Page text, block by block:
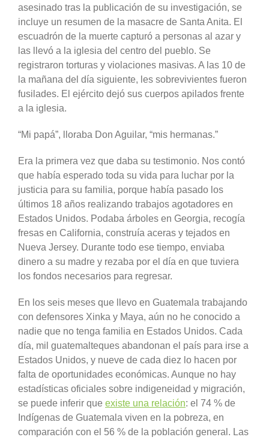
asesinado tras la publicación de su investigación, se
incluye un resumen de la masacre de Santa Anita. El
escuadrón de la muerte capturó a personas al azar y
las llevó a la iglesia del centro del pueblo. Se
registraron torturas y violaciones masivas. A las 10 de
la mañana del día siguiente, les sobrevivientes fueron
fusilades. El ejército dejó sus cuerpos apilados frente
a la iglesia.
“Mi papá”, lloraba Don Aguilar, “mis hermanas.”
Era la primera vez que daba su testimonio. Nos contó
que había esperado toda su vida para luchar por la
justicia para su familia, porque había pasado los
últimos 18 años realizando trabajos agotadores en
Estados Unidos. Podaba árboles en Georgia, recogía
fresas en California, construía aceras y tejados en
Nueva Jersey. Durante todo ese tiempo, enviaba
dinero a su madre y rezaba por el día en que tuviera
los fondos necesarios para regresar.
En los seis meses que llevo en Guatemala trabajando
con defensores Xinka y Maya, aún no he conocido a
nadie que no tenga familia en Estados Unidos. Cada
día, mil guatemalteques abandonan el país para irse a
Estados Unidos, y nueve de cada diez lo hacen por
falta de oportunidades económicas. Aunque no hay
estadísticas oficiales sobre indigeneidad y migración,
se puede inferir que existe una relación: el 74 % de
Indígenas de Guatemala viven en la pobreza, en
comparación con el 56 % de la población general. Las